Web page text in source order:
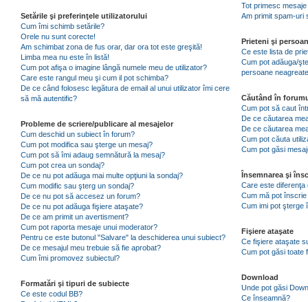
Setările şi preferinţele utilizatorului
Cum îmi schimb setările?
Orele nu sunt corecte!
Am schimbat zona de fus orar, dar ora tot este greşită!
Limba mea nu este în listă!
Cum pot afişa o imagine lângă numele meu de utilizator?
Care este rangul meu şi cum il pot schimba?
De ce când folosesc legătura de email al unui utilizator îmi cere
să mă autentific?
Probleme de scriere/publicare al mesajelor
Cum deschid un subiect în forum?
Cum pot modifica sau şterge un mesaj?
Cum pot să îmi adaug semnătură la mesaj?
Cum pot crea un sondaj?
De ce nu pot adăuga mai multe opţiuni la sondaj?
Cum modific sau şterg un sondaj?
De ce nu pot să accesez un forum?
De ce nu pot adăuga fişiere ataşate?
De ce am primit un avertisment?
Cum pot raporta mesaje unui moderator?
Pentru ce este butonul "Salvare" la deschiderea unui subiect?
De ce mesajul meu trebuie să fie aprobat?
Cum îmi promovez subiectul?
Formatări şi tipuri de subiecte
Ce este codul BB?
Tot primesc
Am primit spam-uri
Prieteni şi
Ce este lista de
Cum pot adăuga/
persoane
Căutând în
Cum pot să caut
De ce căutarea
De ce căutarea
Cum pot căuta
Cum pot găsi
Însemnarea şi
Care este
Cum mă pot
Cum imi pot şterge
Fişiere ataşate
Ce fişiere ataşate
Cum pot găsi toate
Download
Unde pot găsi
Ce înseamnă?